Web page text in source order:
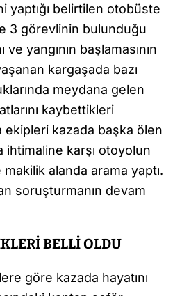
yaptığı belirtilen otobüste
3 görevlinin bulunduğu
yangının başlamasının
kargaşada bazı
meydana gelen
kaybettikleri
ekipleri kazada başka ölen
ihtimaline karşı otoyolun
alanda arama yaptı.
soruşturmanın devam
BELLİ OLDU
göre kazada hayatını